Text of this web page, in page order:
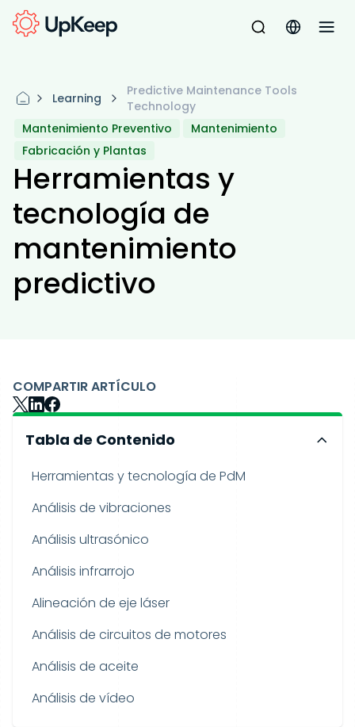
Learning
Predictive Maintenance Tools
Technology
Mantenimiento Preventivo
Mantenimiento
Fabricación y Plantas
Herramientas y
tecnología de
mantenimiento
predictivo
COMPARTIR ARTÍCULO
Tabla de Contenido
Herramientas y tecnología de PdM
Análisis de vibraciones
Análisis ultrasónico
Análisis infrarrojo
Alineación de eje láser
Análisis de circuitos de motores
Análisis de aceite
Análisis de vídeo